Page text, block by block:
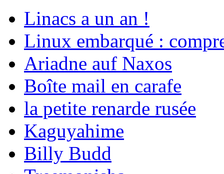
Linacs a un an !
Linux embarqué :
Ariadne auf Naxos
Boîte mail en carafe
la petite renarde rusée
Kaguyahime
Billy Budd